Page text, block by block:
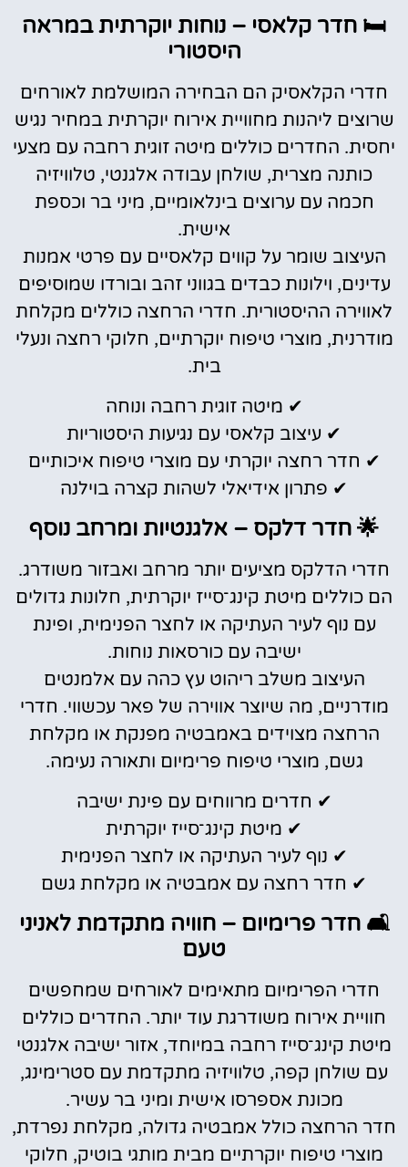
להזמנת חדר
לחצו
כאן
🛏️ חדר קלאסי – נוחות יוקרתית במראה
היסטורי
חדרי הקלאסיק הם הבחירה המושלמת לאורחים
שרוצים ליהנות מחוויית אירוח יוקרתית במחיר נגיש
יחסית. החדרים כוללים מיטה זוגית רחבה עם מצעי
כותנה מצרית, שולחן עבודה אלגנטי, טלוויזיה
חכמה עם ערוצים בינלאומיים, מיני בר וכספת
אישית.
העיצוב שומר על קווים קלאסיים עם פרטי אמנות
עדינים, וילונות כבדים בגווני זהב ובורדו שמוסיפים
לאווירה ההיסטורית. חדרי הרחצה כוללים מקלחת
מודרנית, מוצרי טיפוח יוקרתיים, חלוקי רחצה ונעלי
בית.
✔ מיטה זוגית רחבה ונוחה
✔ עיצוב קלאסי עם נגיעות היסטוריות
✔ חדר רחצה יוקרתי עם מוצרי טיפוח איכותיים
✔ פתרון אידיאלי לשהות קצרה בוילנה
🌟 חדר דלקס – אלגנטיות ומרחב נוסף
חדרי הדלקס מציעים יותר מרחב ואבזור משודרג.
הם כוללים מיטת קינג־סייז יוקרתית, חלונות גדולים
עם נוף לעיר העתיקה או לחצר הפנימית, ופינת
ישיבה עם כורסאות נוחות.
העיצוב משלב ריהוט עץ כהה עם אלמנטים
מודרניים, מה שיוצר אווירה של פאר עכשווי. חדרי
הרחצה מצוידים באמבטיה מפנקת או מקלחת
גשם, מוצרי טיפוח פרימיום ותאורה נעימה.
✔ חדרים מרווחים עם פינת ישיבה
✔ מיטת קינג־סייז יוקרתית
✔ נוף לעיר העתיקה או לחצר הפנימית
✔ חדר רחצה עם אמבטיה או מקלחת גשם
🛋️ חדר פרימיום – חוויה מתקדמת לאניני
טעם
חדרי הפרימיום מתאימים לאורחים שמחפשים
חוויית אירוח משודרגת עוד יותר. החדרים כוללים
מיטת קינג־סייז רחבה במיוחד, אזור ישיבה אלגנטי
עם שולחן קפה, טלוויזיה מתקדמת עם סטרימינג,
מכונת אספרסו אישית ומיני בר עשיר.
חדר הרחצה כולל אמבטיה גדולה, מקלחת נפרדת,
מוצרי טיפוח יוקרתיים מבית מותגי בוטיק, חלוקי